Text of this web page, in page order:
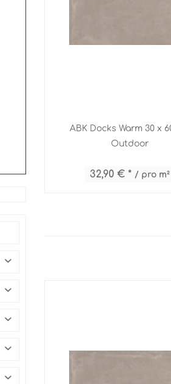
ABK Docks Warm 30 x
Outdoor
32,90 € * / pro m²